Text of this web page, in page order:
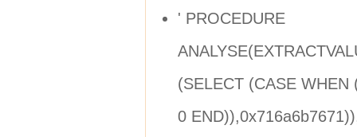
' PROCEDURE
(SELECT (CASE
0